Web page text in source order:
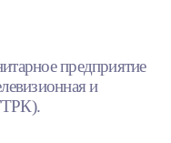
предприятие
и